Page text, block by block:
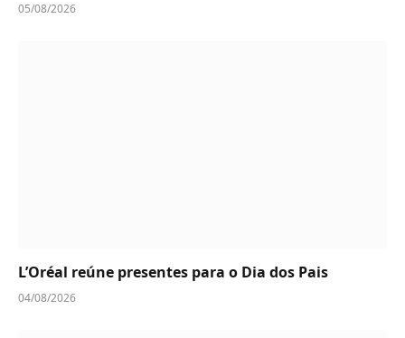
05/08/2026
L’Oréal reúne presentes para o Dia dos Pais
04/08/2026